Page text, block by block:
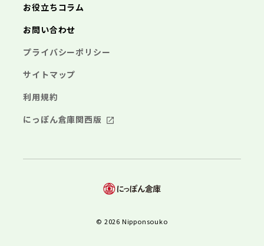
お役立ちコラム
お問い合わせ
プライバシーポリシー
サイトマップ
利用規約
にっぽん倉庫関西版
© 2026 Nipponsouko